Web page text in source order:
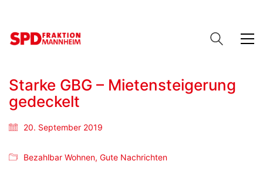
Starke GBG – Mietensteigerung
gedeckelt
20. September 2019
Bezahlbar Wohnen, Gute Nachrichten